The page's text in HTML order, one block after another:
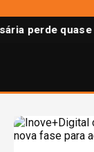
perde quase